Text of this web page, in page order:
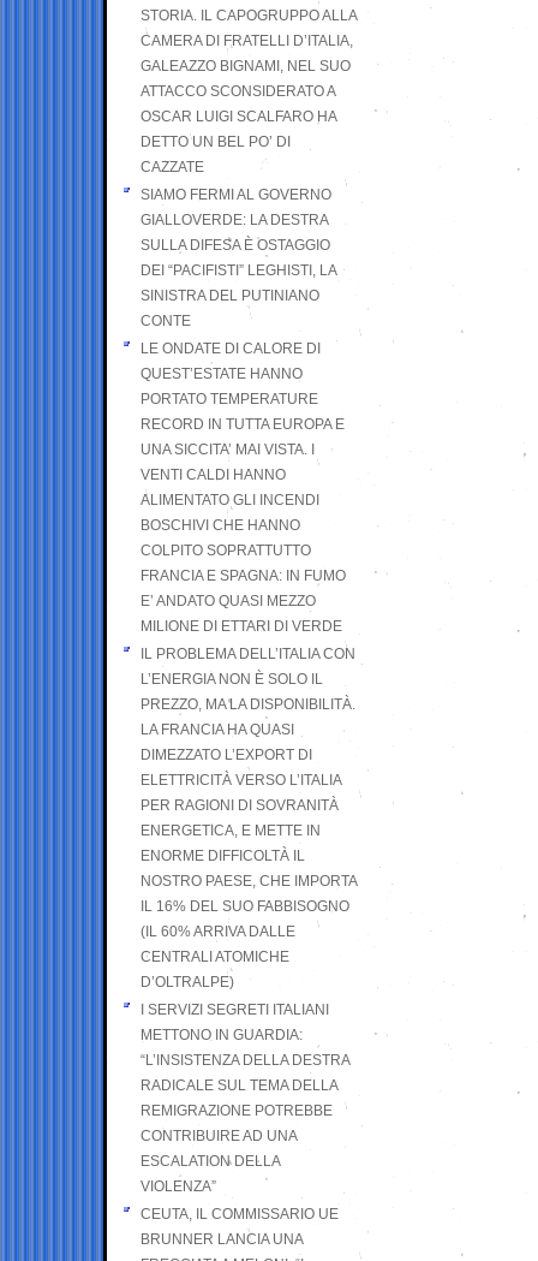
STORIA. IL CAPOGRUPPO ALLA
CAMERA DI FRATELLI D’ITALIA,
GALEAZZO BIGNAMI, NEL SUO
ATTACCO SCONSIDERATO A
OSCAR LUIGI SCALFARO HA
DETTO UN BEL PO’ DI
CAZZATE
SIAMO FERMI AL GOVERNO
GIALLOVERDE: LA DESTRA
SULLA DIFESA È OSTAGGIO
DEI “PACIFISTI” LEGHISTI, LA
SINISTRA DEL PUTINIANO
CONTE
LE ONDATE DI CALORE DI
QUEST’ESTATE HANNO
PORTATO TEMPERATURE
RECORD IN TUTTA EUROPA E
UNA SICCITA’ MAI VISTA. I
VENTI CALDI HANNO
ALIMENTATO GLI INCENDI
BOSCHIVI CHE HANNO
COLPITO SOPRATTUTTO
FRANCIA E SPAGNA: IN FUMO
E’ ANDATO QUASI MEZZO
MILIONE DI ETTARI DI VERDE
IL PROBLEMA DELL’ITALIA CON
L’ENERGIA NON È SOLO IL
PREZZO, MA LA DISPONIBILITÀ.
LA FRANCIA HA QUASI
DIMEZZATO L’EXPORT DI
ELETTRICITÀ VERSO L’ITALIA
PER RAGIONI DI SOVRANITÀ
ENERGETICA, E METTE IN
ENORME DIFFICOLTÀ IL
NOSTRO PAESE, CHE IMPORTA
IL 16% DEL SUO FABBISOGNO
(IL 60% ARRIVA DALLE
CENTRALI ATOMICHE
D’OLTRALPE)
I SERVIZI SEGRETI ITALIANI
METTONO IN GUARDIA:
“L’INSISTENZA DELLA DESTRA
RADICALE SUL TEMA DELLA
REMIGRAZIONE POTREBBE
CONTRIBUIRE AD UNA
ESCALATION DELLA
VIOLENZA”
CEUTA, IL COMMISSARIO UE
BRUNNER LANCIA UNA